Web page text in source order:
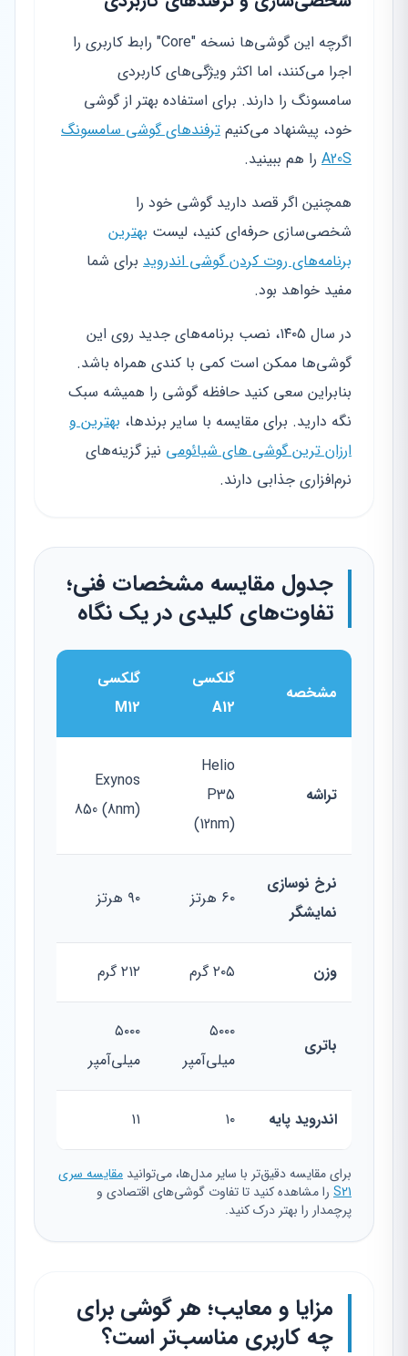
اگرچه این گوشی‌ها نسخه "Core" رابط کاربری را
اجرا می‌کنند، اما اکثر ویژگی‌های کاربردی
سامسونگ را دارند. برای استفاده بهتر از گوشی
خود، پیشنهاد می‌کنیم ترفندهای گوشی سامسونگ
A20S را هم ببینید.
همچنین اگر قصد دارید گوشی خود را
شخصی‌سازی حرفه‌ای کنید، لیست بهترین
برنامه‌های روت کردن گوشی اندروید برای شما
مفید خواهد بود.
در سال ۱۴۰۵، نصب برنامه‌های جدید روی این
گوشی‌ها ممکن است کمی با کندی همراه باشد.
بنابراین سعی کنید حافظه گوشی را همیشه سبک
نگه دارید. برای مقایسه با سایر برندها، بهترین و
ارزان ترین گوشی های شیائومی نیز گزینه‌های
نرم‌افزاری جذابی دارند.
جدول مقایسه مشخصات فنی؛
تفاوت‌های کلیدی در یک نگاه
مشخصه
گلکسی
A12
گلکسی
M12
تراشه
Helio
P35
(12nm)
Exynos
850 (8nm)
نرخ نوسازی
نمایشگر
۶۰ هرتز ۹۰ هرتز
وزن ۲۰۵ گرم ۲۱۲ گرم
باتری
۵۰۰۰
میلی‌آمپر
۵۰۰۰
میلی‌آمپر
اندروید پایه ۱۰ ۱۱
برای مقایسه دقیق‌تر با سایر مدل‌ها، می‌توانید مقایسه سری
S21 را مشاهده کنید تا تفاوت گوشی‌های اقتصادی و
پرچمدار را بهتر درک کنید.
مزایا و معایب؛ هر گوشی برای
چه کاربری مناسب‌تر است؟